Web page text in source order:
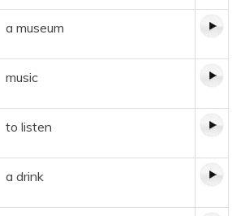
a museum
music
to listen
a drink